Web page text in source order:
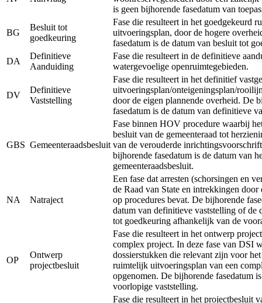
is geen bijhorende fasedatum van
BG
Besluit tot
goedkeuring
Fase die resulteert in het goedgekeurd
uitvoeringsplan, door de hogere
fasedatum is de datum van besluit tot
DA
Definitieve
Aanduiding
Fase die resulteert in de definitieve
watergevoelige openruimtegebieden.
DV
Definitieve
Vaststelling
Fase die resulteert in het definitief
uitvoeringsplan/onteigeningsplan/
door de eigen plannende overheid. De
fasedatum is de datum van definitieve
GBS Gemeenteraadsbesluit
Fase binnen HOV procedure waarbij
besluit van de gemeenteraad tot
van de verouderde
bijhorende fasedatum is de datum van
gemeenteraadsbesluit.
NA Natraject
Een fase dat arresten (schorsingen en
de Raad van State en intrekkingen door
op procedures bevat. De bijhorende
datum van definitieve vaststelling of de
tot goedkeuring afhankelijk van de
OP
Ontwerp
projectbesluit
Fase die resulteert in het ontwerp
complex project. In deze fase van DSI
dossierstukken die relevant zijn voor
ruimtelijk uitvoeringsplan van een
opgenomen. De bijhorende fasedatum
voorlopige vaststelling.
Fase die resulteert in het projectbesluit